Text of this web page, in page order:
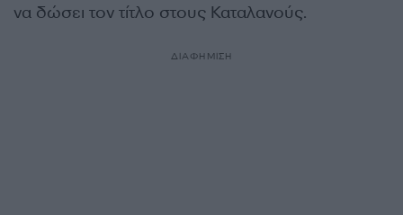
να δώσει τον τίτλο στους Καταλανούς.
ΔΙΑΦΗΜΙΣΗ